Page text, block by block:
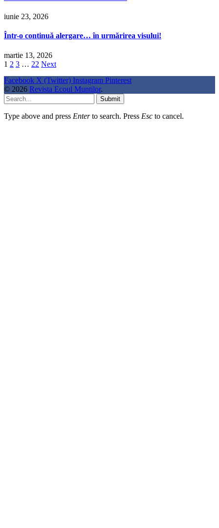
iunie 23, 2026
Într-o continuă alergare… în urmărirea visului!
martie 13, 2026
1 2 3 … 22 Next
Facebook X (Twitter) Instagram Pinterest
© 2026 Revista Ecoul Muntilor.
Submit
Type above and press Enterto search. Press Esc to cancel.